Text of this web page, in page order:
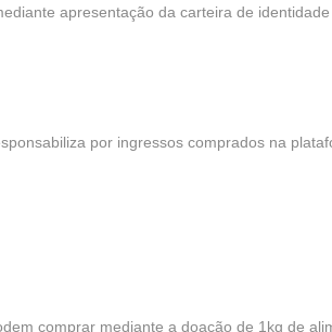
apresentação da carteira de
por ingressos comprados na
comprar mediante a doação de 1kg de